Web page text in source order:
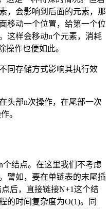
，会影响到后面的元素，那
移动一个位置，给第一个位
这样会移动n个元素，消耗
操作也便如此。
头部n次操作，在尾部一次
。
结点。在这里我们不考虑
譬如，要在单链表的末尾插
后，直接链接N+1这个结
的时间复杂度为O(1)。同